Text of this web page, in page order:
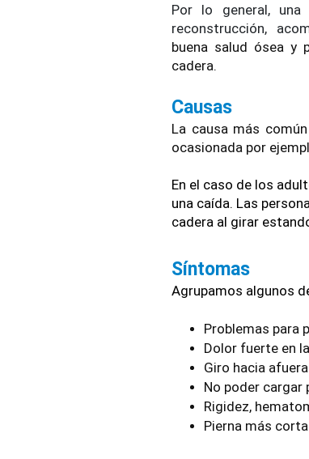
Por lo general,
reconstrucción,
buena salud ósea y
cadera.
Causas
La causa más
ocasionada por
En el caso de los
una caída. Las
cadera al girar
Síntomas
Agrupamos algunos
Problemas para
Dolor fuerte en
Giro hacia
No poder cargar
Rigidez,
Pierna más